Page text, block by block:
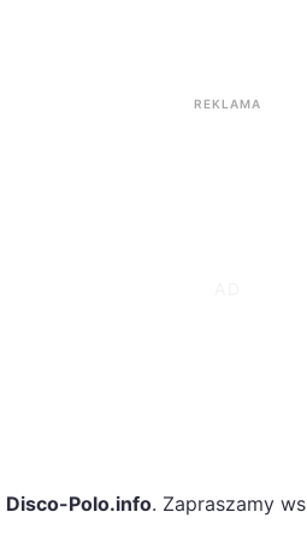
REKLAMA
Disco-Polo.info. Zapraszamy